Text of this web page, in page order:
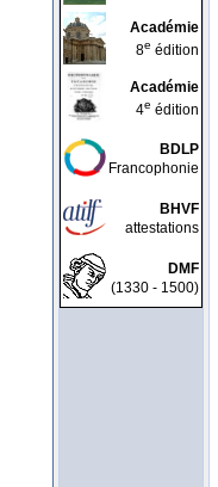
Académie
8e édition
Académie
4e édition
BDLP
Francophonie
BHVF
attestations
DMF
(1330 - 1500)